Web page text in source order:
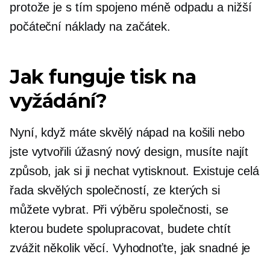
protože je s tím spojeno méně odpadu a nižší
počáteční náklady na začátek.
Jak funguje tisk na
vyžádání?
Nyní, když máte skvělý nápad na košili nebo
jste vytvořili úžasný nový design, musíte najít
způsob, jak si ji nechat vytisknout. Existuje celá
řada skvělých společností, ze kterých si
můžete vybrat. Při výběru společnosti, se
kterou budete spolupracovat, budete chtít
zvážit několik věcí. Vyhodnoťte, jak snadné je